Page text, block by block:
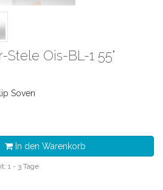
Ois-BL-1 55"
Soven
In den Warenkorb
1 - 3 Tage